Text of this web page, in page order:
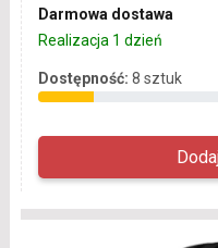
Darmowa dostawa
Realizacja 1 dzień
Dostępność: 8 sztuk